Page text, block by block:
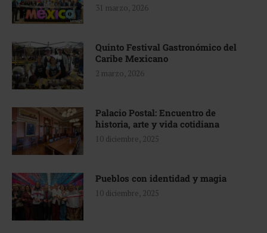
31 marzo, 2026
Quinto Festival Gastronómico del
Caribe Mexicano
2 marzo, 2026
Palacio Postal: Encuentro de
historia, arte y vida cotidiana
10 diciembre, 2025
Pueblos con identidad y magia
10 diciembre, 2025